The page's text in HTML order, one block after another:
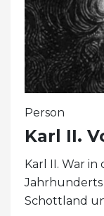
Person
Karl II.
Karl II. War in
Schottland